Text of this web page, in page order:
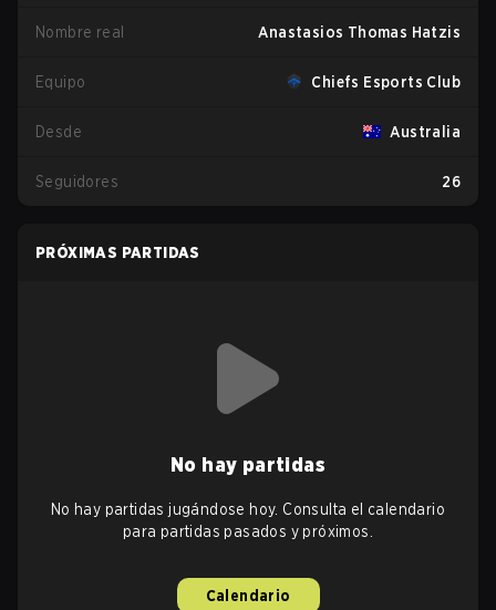
Nombre real Anastasios Thomas Hatzis
Equipo Chiefs Esports Club
Desde Australia
Seguidores 26
PRÓXIMAS PARTIDAS
No hay partidas
No hay partidas jugándose hoy. Consulta el calendario
para partidas pasados y próximos.
Calendario